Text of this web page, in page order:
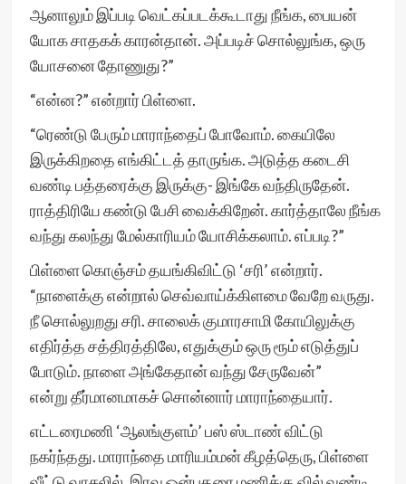
ஆனாலும் இப்படி வெட்கப்படக்கூடாது நீங்க, பையன்
யோக சாதகக் காரன்தான். அப்படிச் சொல்லுங்க, ஒரு
யோசனை தோணுது?”
“என்ன?” என்றார் பிள்ளை.
“ரெண்டு பேரும் மாராந்தைப் போவோம். கையிலே
இருக்கிறதை எங்கிட்டத் தாருங்க. அடுத்த கடைசி
வண்டி பத்தரைக்கு இருக்கு- இங்கே வந்திருதேன்.
ராத்திரியே கண்டு பேசி வைக்கிறேன். கார்த்தாலே நீங்க
வந்து கலந்து மேல்காரியம் யோசிக்கலாம். எப்படி?”
பிள்ளை கொஞ்சம் தயங்கிவிட்டு ‘சரி’ என்றார்.
“நாளைக்கு என்றால் செவ்வாய்க்கிளமை வேறே வருது.
நீ சொல்லுறது சரி. சாலைக் குமாரசாமி கோயிலுக்கு
எதிர்த்த சத்திரத்திலே, எதுக்கும் ஒரு ரூம் எடுத்துப்
போடும். நாளை அங்கேதான் வந்து சேருவேன்”
என்று தீர்மானமாகச் சொன்னார் மாராந்தையார்.
எட்டரைமணி ‘ஆலங்குளம்’ பஸ் ஸ்டாண் விட்டு
நகர்ந்தது. மாராந்தை மாரியம்மன் கீழத்தெரு, பிள்ளை